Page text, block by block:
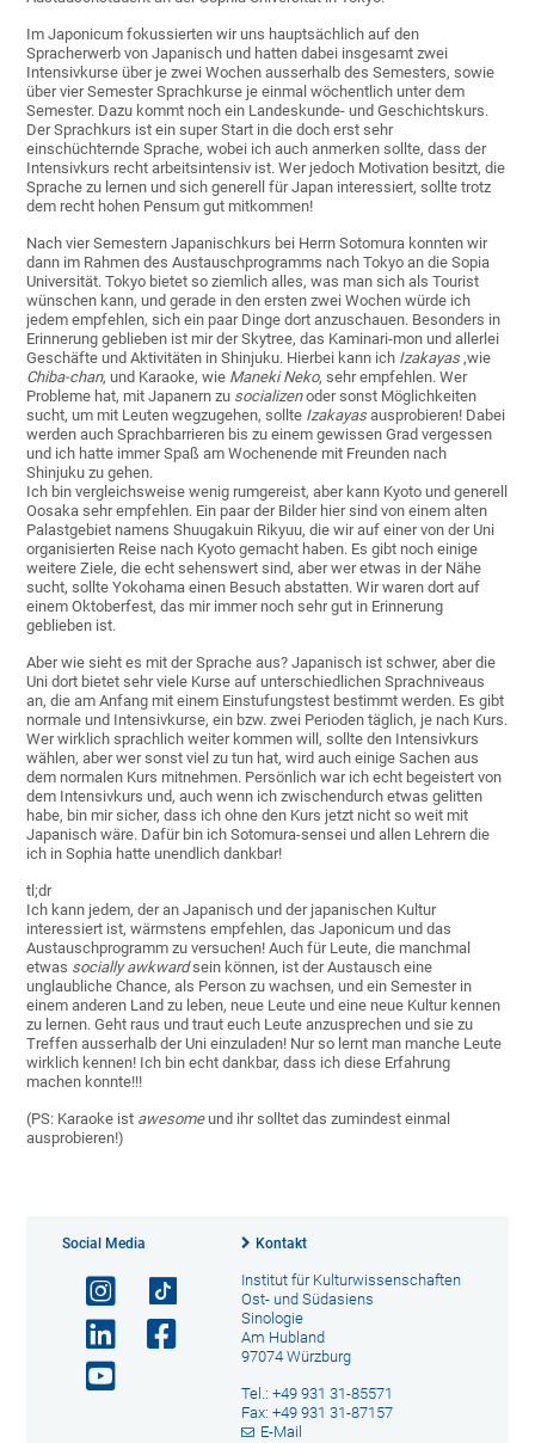
Im Japonicum fokussierten wir uns hauptsächlich auf den
Spracherwerb von Japanisch und hatten dabei insgesamt zwei
Intensivkurse über je zwei Wochen ausserhalb des Semesters, sowie
über vier Semester Sprachkurse je einmal wöchentlich unter dem
Semester. Dazu kommt noch ein Landeskunde- und Geschichtskurs.
Der Sprachkurs ist ein super Start in die doch erst sehr
einschüchternde Sprache, wobei ich auch anmerken sollte, dass der
Intensivkurs recht arbeitsintensiv ist. Wer jedoch Motivation besitzt, die
Sprache zu lernen und sich generell für Japan interessiert, sollte trotz
dem recht hohen Pensum gut mitkommen!
Nach vier Semestern Japanischkurs bei Herrn Sotomura konnten wir
dann im Rahmen des Austauschprogramms nach Tokyo an die Sopia
Universität. Tokyo bietet so ziemlich alles, was man sich als Tourist
wünschen kann, und gerade in den ersten zwei Wochen würde ich
jedem empfehlen, sich ein paar Dinge dort anzuschauen. Besonders in
Erinnerung geblieben ist mir der Skytree, das Kaminari-mon und allerlei
Geschäfte und Aktivitäten in Shinjuku. Hierbei kann ich Izakayas,wie
Chiba-chan, und Karaoke, wie Maneki Neko, sehr empfehlen. Wer
Probleme hat, mit Japanern zu socializenoder sonst Möglichkeiten
sucht, um mit Leuten wegzugehen, sollte Izakayasausprobieren! Dabei
werden auch Sprachbarrieren bis zu einem gewissen Grad vergessen
und ich hatte immer Spaß am Wochenende mit Freunden nach
Shinjuku zu gehen.
Ich bin vergleichsweise wenig rumgereist, aber kann Kyoto und generell
Oosaka sehr empfehlen. Ein paar der Bilder hier sind von einem alten
Palastgebiet namens Shuugakuin Rikyuu, die wir auf einer von der Uni
organisierten Reise nach Kyoto gemacht haben. Es gibt noch einige
weitere Ziele, die echt sehenswert sind, aber wer etwas in der Nähe
sucht, sollte Yokohama einen Besuch abstatten. Wir waren dort auf
einem Oktoberfest, das mir immer noch sehr gut in Erinnerung
geblieben ist.
Aber wie sieht es mit der Sprache aus? Japanisch ist schwer, aber die
Uni dort bietet sehr viele Kurse auf unterschiedlichen Sprachniveaus
an, die am Anfang mit einem Einstufungstest bestimmt werden. Es gibt
normale und Intensivkurse, ein bzw. zwei Perioden täglich, je nach Kurs.
Wer wirklich sprachlich weiter kommen will, sollte den Intensivkurs
wählen, aber wer sonst viel zu tun hat, wird auch einige Sachen aus
dem normalen Kurs mitnehmen. Persönlich war ich echt begeistert von
dem Intensivkurs und, auch wenn ich zwischendurch etwas gelitten
habe, bin mir sicher, dass ich ohne den Kurs jetzt nicht so weit mit
Japanisch wäre. Dafür bin ich Sotomura-sensei und allen Lehrern die
ich in Sophia hatte unendlich dankbar!
tl;dr
Ich kann jedem, der an Japanisch und der japanischen Kultur
interessiert ist, wärmstens empfehlen, das Japonicum und das
Austauschprogramm zu versuchen! Auch für Leute, die manchmal
etwas socially awkwardsein können, ist der Austausch eine
unglaubliche Chance, als Person zu wachsen, und ein Semester in
einem anderen Land zu leben, neue Leute und eine neue Kultur kennen
zu lernen. Geht raus und traut euch Leute anzusprechen und sie zu
Treffen ausserhalb der Uni einzuladen! Nur so lernt man manche Leute
wirklich kennen! Ich bin echt dankbar, dass ich diese Erfahrung
machen konnte!!!
(PS: Karaoke ist awesomeund ihr solltet das zumindest einmal
ausprobieren!)
Social Media Kontakt
Institut für Kulturwissenschaften
Ost- und Südasiens
Sinologie
Am Hubland
97074 Würzburg
Tel.: +49 931 31-85571
Fax: +49 931 31-87157
E-Mail